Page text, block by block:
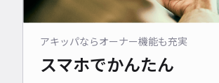
アキッパならオーナー機能も充実
スマホでかんたん